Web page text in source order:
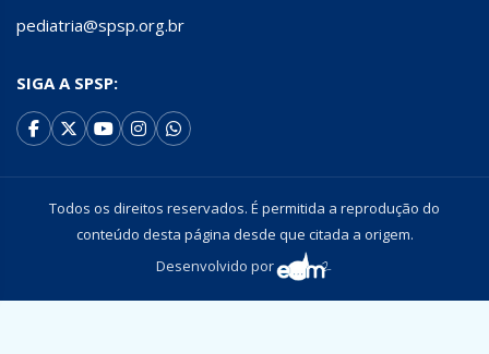
pediatria@spsp.org.br
SIGA A SPSP:
Todos os direitos reservados. É permitida a reprodução do
conteúdo desta página desde que citada a origem.
Desenvolvido por